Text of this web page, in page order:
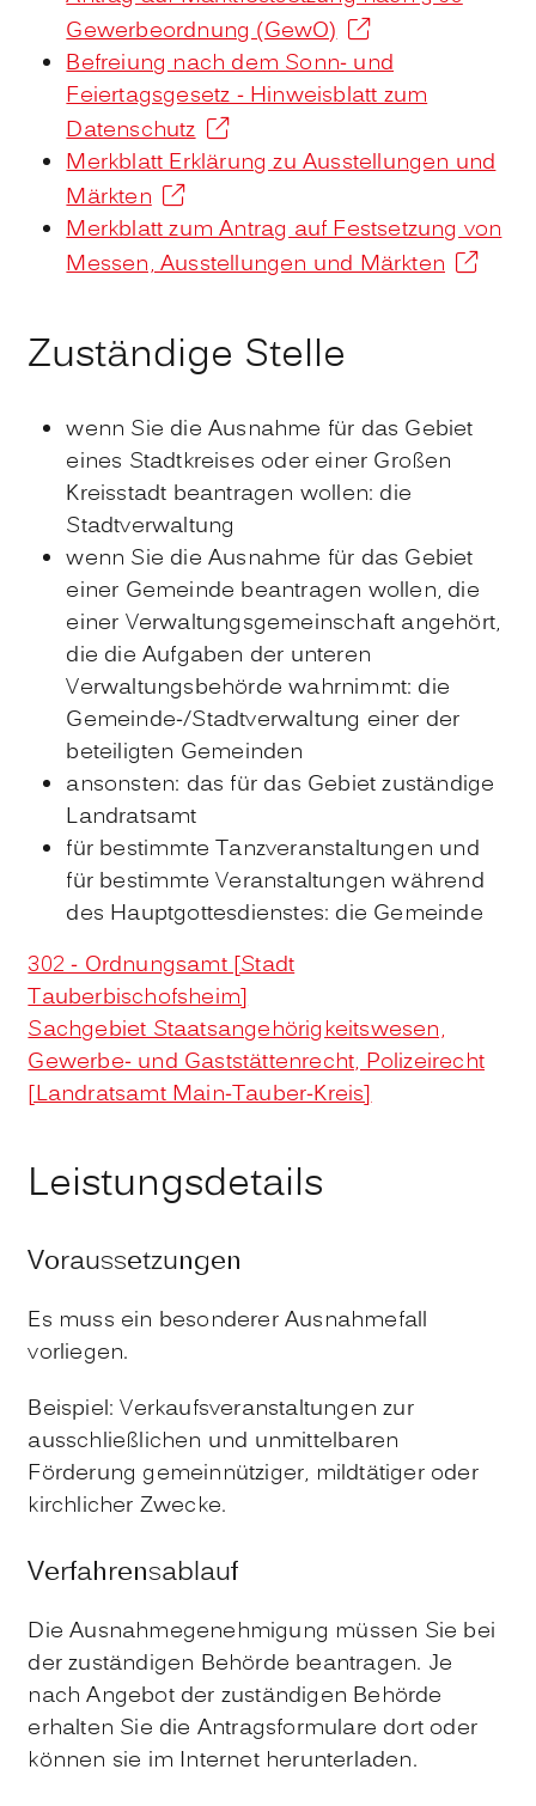
Gewerbeordnung (GewO)
Befreiung nach dem Sonn- und
Feiertagsgesetz - Hinweisblatt zum
Datenschutz
Merkblatt Erklärung zu Ausstellungen und
Märkten
Merkblatt zum Antrag auf Festsetzung von
Messen, Ausstellungen und Märkten
Zuständige Stelle
wenn Sie die Ausnahme für das Gebiet
eines Stadtkreises oder einer Großen
Kreisstadt beantragen wollen: die
Stadtverwaltung
wenn Sie die Ausnahme für das Gebiet
einer Gemeinde beantragen wollen, die
einer Verwaltungsgemeinschaft angehört,
die die Aufgaben der unteren
Verwaltungsbehörde wahrnimmt: die
Gemeinde-/Stadtverwaltung einer der
beteiligten Gemeinden
ansonsten: das für das Gebiet zuständige
Landratsamt
für bestimmte Tanzveranstaltungen und
für bestimmte Veranstaltungen während
des Hauptgottesdienstes: die Gemeinde
302 - Ordnungsamt [Stadt
Tauberbischofsheim]
Sachgebiet Staatsangehörigkeitswesen,
Gewerbe- und Gaststättenrecht, Polizeirecht
[Landratsamt Main-Tauber-Kreis]
Leistungsdetails
Voraussetzungen
Es muss ein besonderer Ausnahmefall
vorliegen.
Beispiel: Verkaufsveranstaltungen zur
ausschließlichen und unmittelbaren
Förderung gemeinnütziger, mildtätiger oder
kirchlicher Zwecke.
Verfahrensablauf
Die Ausnahmegenehmigung müssen Sie bei
der zuständigen Behörde beantragen. Je
nach Angebot der zuständigen Behörde
erhalten Sie die Antragsformulare dort oder
können sie im Internet herunterladen.